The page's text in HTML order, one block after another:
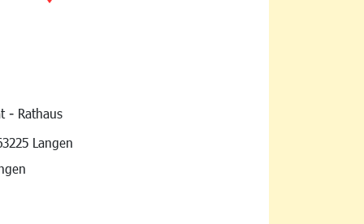
- Rathaus
Langen